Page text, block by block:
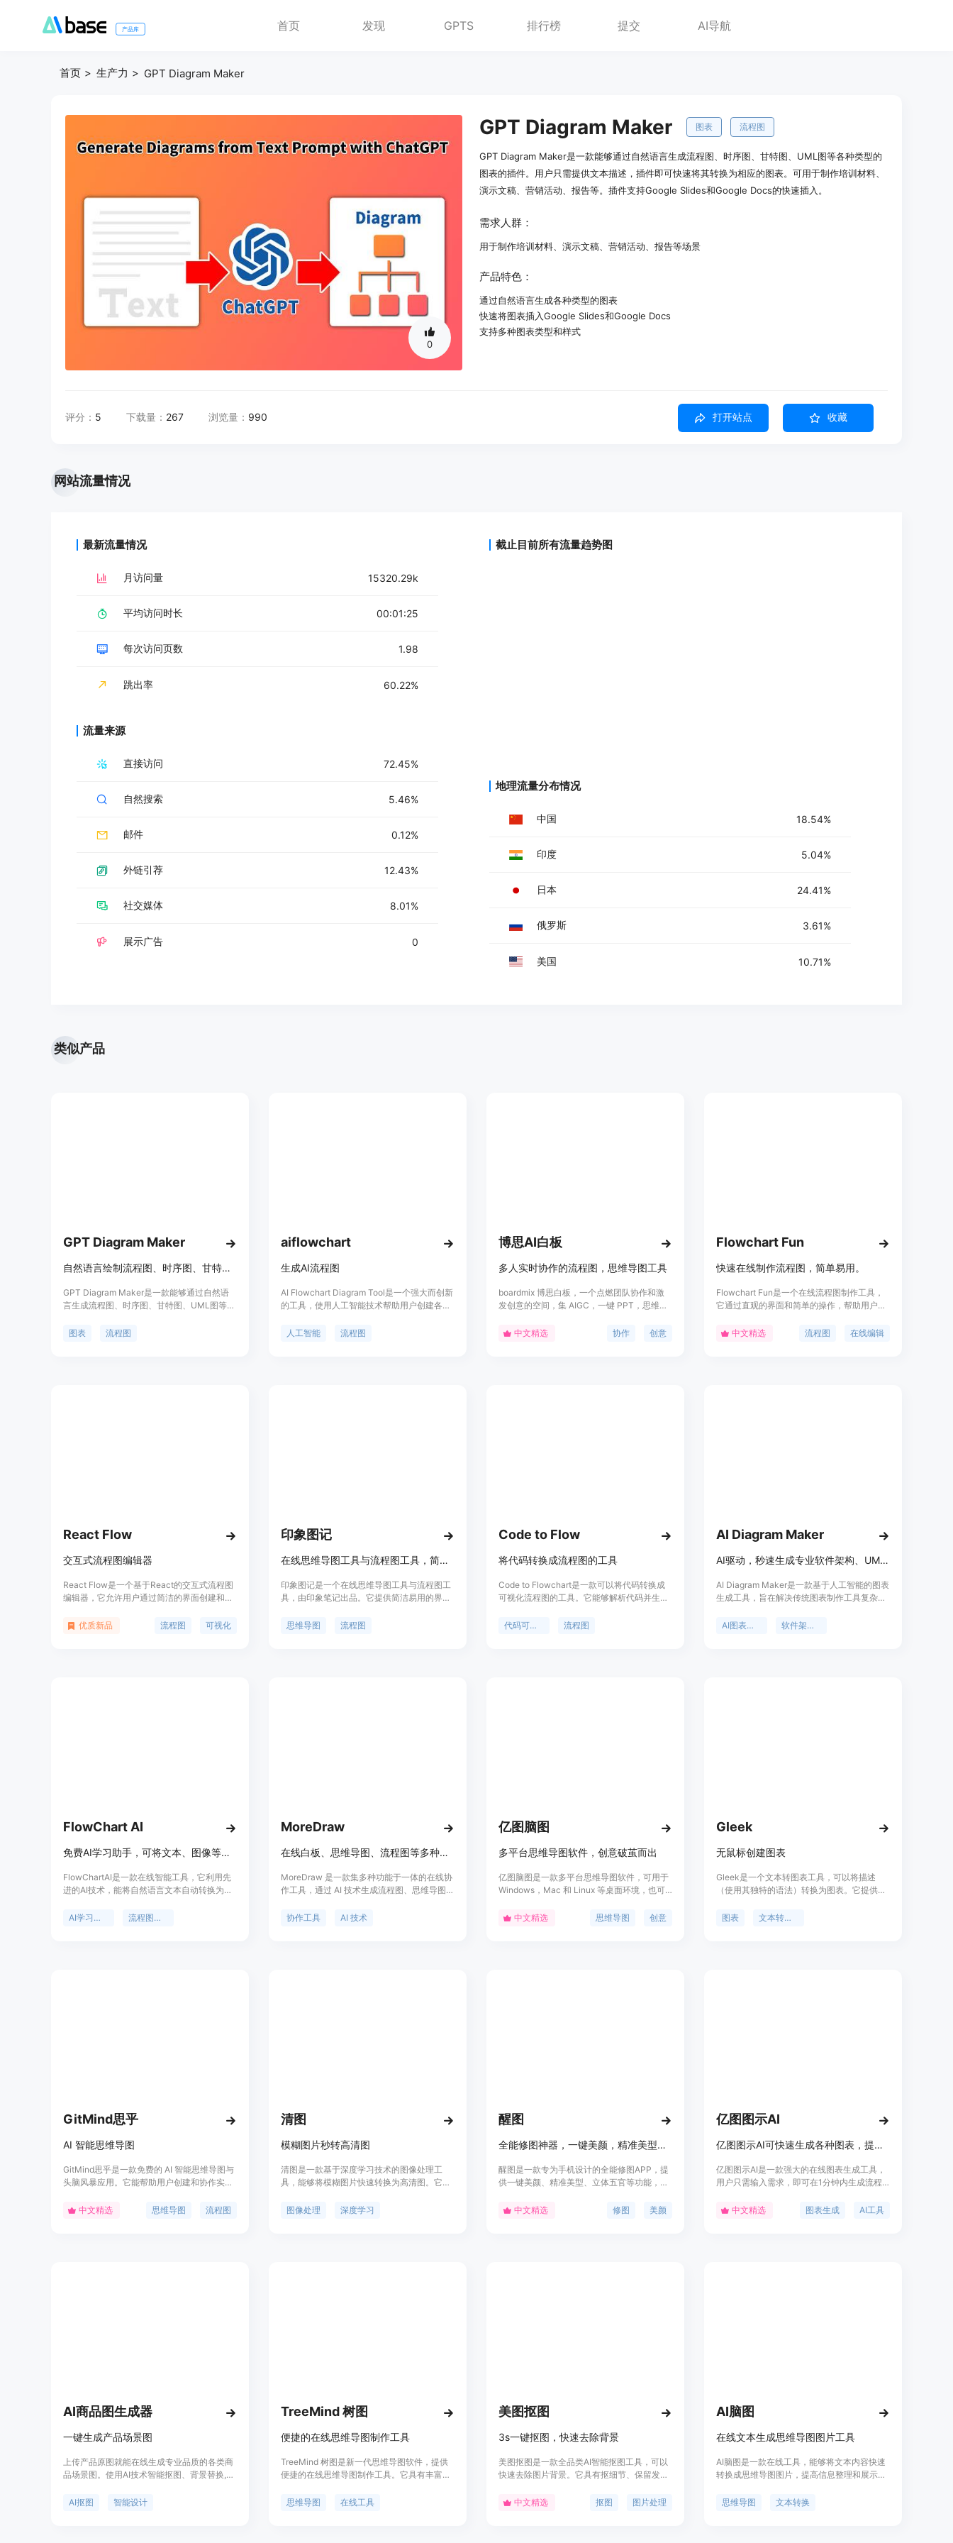
产品库 首页 发现 GPTS 排行榜 提交 AI导航
首页 生产力 GPT Diagram Maker
0
GPT Diagram Maker 图表 流程图
GPT Diagram Maker是一款能够通过自然语言生成流程图、时序图、甘特图、UML图等各种类型的
图表的插件。用户只需提供文本描述，插件即可快速将其转换为相应的图表。可用于制作培训材料、
演示文稿、营销活动、报告等。插件支持Google Slides和Google Docs的快速插入。
需求人群：
用于制作培训材料、演示文稿、营销活动、报告等场景
产品特色：
通过自然语言生成各种类型的图表
快速将图表插入Google Slides和Google Docs
支持多种图表类型和样式
评分： 5 下载量： 267 浏览量： 990 打开站点 收藏
网站流量情况
最新流量情况
月访问量 15320.29k
平均访问时长 00:01:25
每次访问页数 1.98
跳出率 60.22%
流量来源
直接访问 72.45%
自然搜索 5.46%
邮件 0.12%
外链引荐 12.43%
社交媒体 8.01%
展示广告 0
截止目前所有流量趋势图
地理流量分布情况
中国 18.54%
印度 5.04%
日本 24.41%
俄罗斯 3.61%
美国 10.71%
类似产品
GPT Diagram Maker
自然语言绘制流程图、时序图、甘特图、UML图等
GPT Diagram Maker是一款能够通过自然语
言生成流程图、时序图、甘特图、UML图等各
述，插件即可快速将其转换为相应的图表。可
图表 流程图
aiflowchart
生成AI流程图
AI Flowchart Diagram Tool是一个强大而创新
的工具，使用人工智能技术帮助用户创建各种
流程图、图表、序列图和饼图。用户可以从文
人工智能 流程图
博思AI白板
多人实时协作的流程图，思维导图工具
boardmix 博思白板，一个点燃团队协作和激
发创意的空间，集 AIGC，一键 PPT，思维导
队工作效率提升到新的层次。
中文精选 协作 创意
Flowchart Fun
快速在线制作流程图，简单易用。
Flowchart Fun是一个在线流程图制作工具，
它通过直观的界面和简单的操作，帮助用户快
置，用户可以通过缩进来连接节点，用类别进
中文精选 流程图 在线编辑
React Flow
交互式流程图编辑器
React Flow是一个基于React的交互式流程图
编辑器，它允许用户通过简洁的界面创建和编
除等操作，为用户提供了一种直观且灵活的方
优质新品 流程图 可视化
印象图记
在线思维导图工具与流程图工具，简洁易用 / 实用主题 / 丰富图标 / 自由布局 / 分享导出 / 云端存储
印象图记是一个在线思维导图工具与流程图工
具，由印象笔记出品。它提供简洁易用的界
享导出和云端存储。这个工具旨在帮助用户提
思维导图 流程图
Code to Flow
将代码转换成流程图的工具
Code to Flowchart是一款可以将代码转换成
可视化流程图的工具。它能够解析代码并生成
分析代码。该工具支持多种编程语言和框架，
代码可视化 流程图
AI Diagram Maker
AI驱动，秒速生成专业软件架构、UML和流程图，无需拖拽
AI Diagram Maker是一款基于人工智能的图表
生成工具，旨在解决传统图表制作工具复杂、
制作的效率，让用户能够快速将复杂的系统可
AI图表生成器 软件架构图
FlowChart AI
免费AI学习助手，可将文本、图像等转换为流程图、思维导图等
FlowChartAI是一款在线智能工具，它利用先
进的AI技术，能将自然语言文本自动转换为专
图、组织架构图和甘特图等多种类型的图表。
AI学习助手 流程图制作
MoreDraw
在线白板、思维导图、流程图等多种功能的协作工具，释放创造力，简化想法。
MoreDraw 是一款集多种功能于一体的在线协
作工具，通过 AI 技术生成流程图、思维导图等
支持多人实时协作，无论团队成员身处何地，
协作工具 AI 技术
亿图脑图
多平台思维导图软件，创意破茧而出
亿图脑图是一款多平台思维导图软件，可用于
Windows，Mac 和 Linux 等桌面环境，也可
集成思维导图社区和云平台，专业版本提供比
中文精选 思维导图 创意
Gleek
无鼠标创建图表
Gleek是一个文本转图表工具，可以将描述
（使用其独特的语法）转换为图表。它提供强
图、UML类图、UML对象图、UML序列图
图表 文本转图表
GitMind思乎
AI 智能思维导图
GitMind思乎是一款免费的 AI 智能思维导图与
头脑风暴应用。它能帮助用户创建和协作实时
记，还能绘制流程图、组织结构图、UML 图
中文精选 思维导图 流程图
清图
模糊图片秒转高清图
清图是一款基于深度学习技术的图像处理工
具，能够将模糊图片快速转换为高清图。它采
节更加清晰、锐利。清图还提供抠图、证件照
图像处理 深度学习
醒图
全能修图神器，一键美颜，精准美型，立体五官。
醒图是一款专为手机设计的全能修图APP，提
供一键美颜、精准美型、立体五官等功能，满
单操作和强大功能，成为摄影与录像类应用中
中文精选 修图 美颜
亿图图示AI
亿图图示AI可快速生成各种图表，提升办公效率。
亿图图示AI是一款强大的在线图表生成工具，
用户只需输入需求，即可在1分钟内生成流程
作系统，适合个人用户和团队使用。提供200
中文精选 图表生成 AI工具
AI商品图生成器
一键生成产品场景图
上传产品原图就能在线生成专业品质的各类商
品场景图。使用AI技术智能抠图、背景替换,快
率。支持批量生产,降低商品拍摄成本。
AI抠图 智能设计
TreeMind 树图
便捷的在线思维导图制作工具
TreeMind 树图是新一代思维导图软件，提供
便捷的在线思维导图制作工具。它具有丰富的
以轻松制作脑图、树形图、鱼骨图、组织架构
思维导图 在线工具
美图抠图
3s一键抠图，快速去除背景
美图抠图是一款全品类AI智能抠图工具，可以
快速去除图片背景。它具有抠细节、保留发丝
像、宠物、商品、图标等多种场景。除了抠图
中文精选 抠图 图片处理
AI脑图
在线文本生成思维导图图片工具
AI脑图是一款在线工具，能够将文本内容快速
转换成思维导图图片，提高信息整理和展示的
思维导图的创建流程，使得用户无需手动绘
思维导图 文本转换